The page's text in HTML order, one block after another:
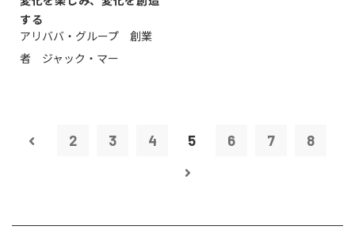
する
アリババ・グループ 創業
者 ジャック・マー
2 3 4 5 6 7 8